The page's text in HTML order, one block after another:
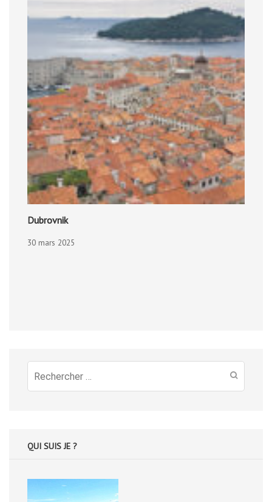
Dubrovnik
30 mars 2025
Recherche
pour
QUI SUIS JE ?